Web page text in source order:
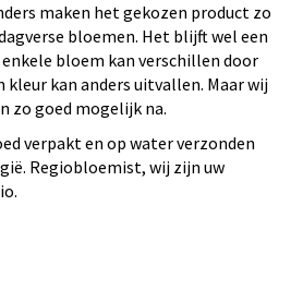
maken het gekozen product zo
bloemen. Het blijft wel een
bloem kan verschillen door
kleur kan anders uitvallen. Maar wij
zo goed mogelijk na.
verpakt en op water verzonden
Regiobloemist, wij zijn uw